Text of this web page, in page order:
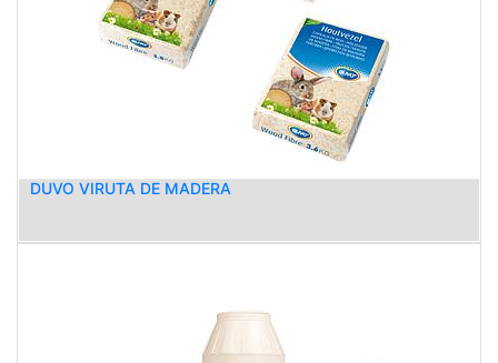
DUVO VIRUTA DE MADERA